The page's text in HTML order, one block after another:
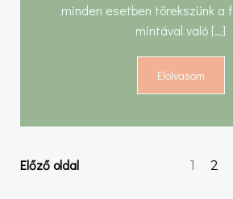
minden esetben törekszünk a
mintával való […]
Elolvasom
Posts
Előző oldal Page
1 2